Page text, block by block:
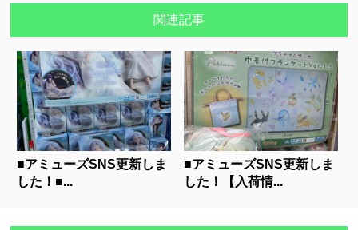
関連記事
■アミューズSNS更新しま
した！■...
■アミューズSNS更新しま
した！【入荷情...